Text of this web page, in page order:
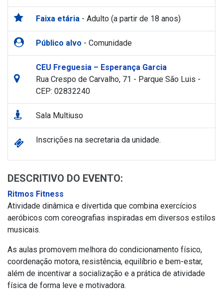
Faixa etária - Adulto (a partir de 18 anos)
Público alvo - Comunidade
CEU Freguesia – Esperança Garcia
Rua Crespo de Carvalho, 71 - Parque São Luis -
CEP: 02832240
Sala Multiuso
Inscrições na secretaria da unidade.
DESCRITIVO DO EVENTO:
Ritmos Fitness
Atividade dinâmica e divertida que combina exercícios
aeróbicos com coreografias inspiradas em diversos estilos
musicais.
As aulas promovem melhora do condicionamento físico,
coordenação motora, resistência, equilíbrio e bem-estar,
além de incentivar a socialização e a prática de atividade
física de forma leve e motivadora.